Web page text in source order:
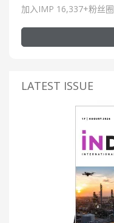
加入IMP 16,337+粉丝圈
LATEST ISSUE